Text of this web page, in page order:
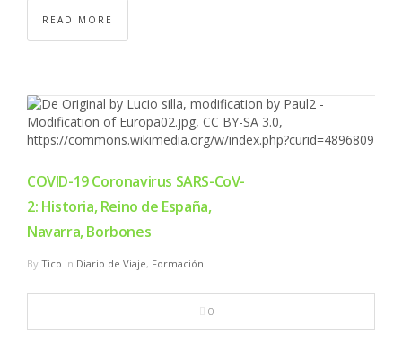
READ MORE
COVID-19 Coronavirus SARS-CoV-
2: Historia, Reino de España,
Navarra, Borbones
By Tico in Diario de Viaje, Formación
0